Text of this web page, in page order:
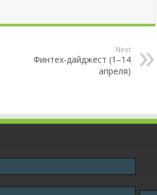
Next
Финтех-дайджест (1–14
апреля)